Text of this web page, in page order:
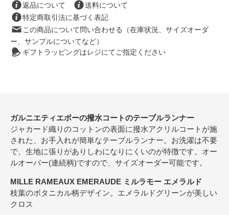
返品について
送料について
特定商取引法に基づく表記
この商品について問い合わせる（在庫状況、サイズオーダ
ー、サンプルについてなど）
ギフトラッピングはレジにてご指定ください
ガルニエティエボーの撥水コートのテーブルランナー
ジャカード織りのコットンの表面に撥水アクリルコートが施
された、お手入れが簡単なテーブルランナー。お洗濯は不要
で、生地に張りがありしわになりにくいのが特徴です。オー
ルオーバー(連続柄)ですので、サイズオーダー可能です。
MILLE RAMEAUX EMERAUDE ミルラモー エメラルド
枝葉のボタニカル柄デザイン。エメラルドグリーンが美しい
クロス